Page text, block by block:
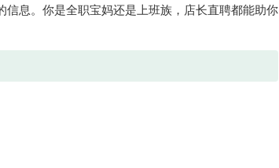
息。你是全职宝妈还是上班族，店长直聘都能助你